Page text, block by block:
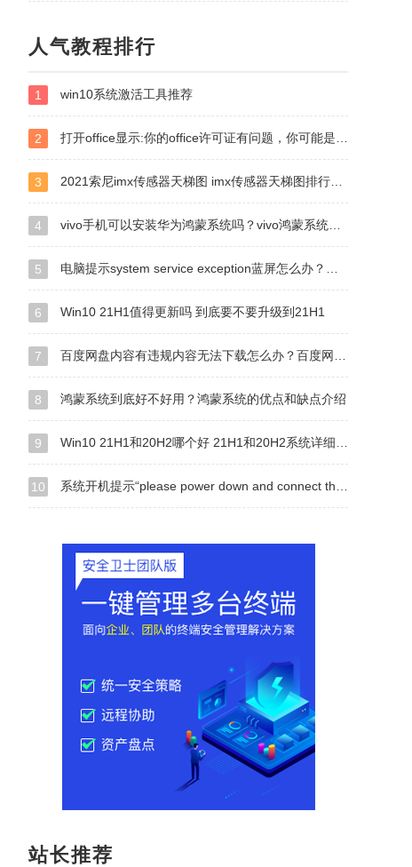
人气教程排行
1 win10系统激活工具推荐
2 打开office显示:你的office许可证有问题，你可能是盗版软件的受害者怎么办？
3 2021索尼imx传感器天梯图 imx传感器天梯图排行榜2021
4 vivo手机可以安装华为鸿蒙系统吗？vivo鸿蒙系统怎么申请？
5 电脑提示system service exception蓝屏怎么办？三种方法解决！
6 Win10 21H1值得更新吗 到底要不要升级到21H1
7 百度网盘内容有违规内容无法下载怎么办？百度网盘内容有违规内容无法下载解决办法
8 鸿蒙系统到底好不好用？鸿蒙系统的优点和缺点介绍
9 Win10 21H1和20H2哪个好 21H1和20H2系统详细对比
10 系统开机提示“please power down and connect the...”怎么办？
站长推荐